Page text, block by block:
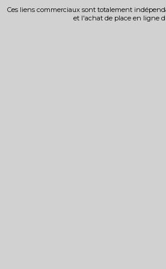
Ces liens commerciaux sont totalement
et l'achat de place en ligne